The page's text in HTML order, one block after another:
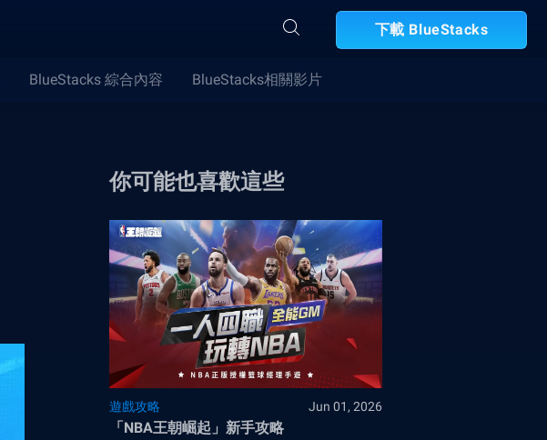
下載 BlueStacks
BlueStacks 綜合內容 BlueStacks相關影片
你可能也喜歡這些
遊戲攻略 Jun 01, 2026
「NBA王朝崛起」新手攻略